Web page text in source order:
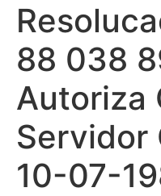
88 038
Autoriza
Servidor
10-07-